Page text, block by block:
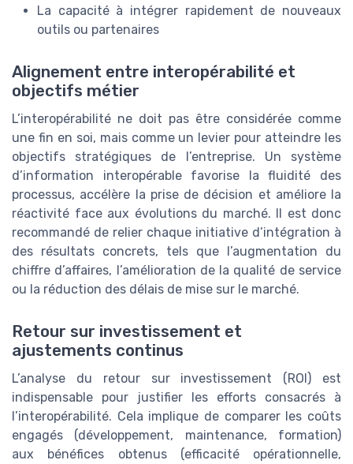
La capacité à intégrer rapidement de nouveaux
outils ou partenaires
Alignement entre interopérabilité et
objectifs métier
L’interopérabilité ne doit pas être considérée comme
une fin en soi, mais comme un levier pour atteindre les
objectifs stratégiques de l’entreprise. Un système
d’information interopérable favorise la fluidité des
processus, accélère la prise de décision et améliore la
réactivité face aux évolutions du marché. Il est donc
recommandé de relier chaque initiative d’intégration à
des résultats concrets, tels que l’augmentation du
chiffre d’affaires, l’amélioration de la qualité de service
ou la réduction des délais de mise sur le marché.
Retour sur investissement et
ajustements continus
L’analyse du retour sur investissement (ROI) est
indispensable pour justifier les efforts consacrés à
l’interopérabilité. Cela implique de comparer les coûts
engagés (développement, maintenance, formation)
aux bénéfices obtenus (efficacité opérationnelle,